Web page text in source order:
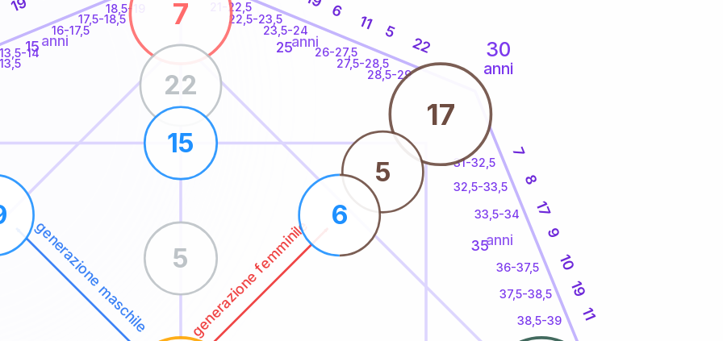
generazione maschile generazione femminile
30
anni
13,5-14
16-17,5
17,5-18,5
18,5-19 21-22,5
22,5-23,5
23,5-24
26-27,5
27,5-28,5
28,5-29
31-32,5
32,5-33,5
33,5-34
36-37,5
37,5-38,5
38,5-39
6
11 5
22
7
8
17
9
10
19
11
7
17
22
15
5
5
6
15anni 25anni
35anni